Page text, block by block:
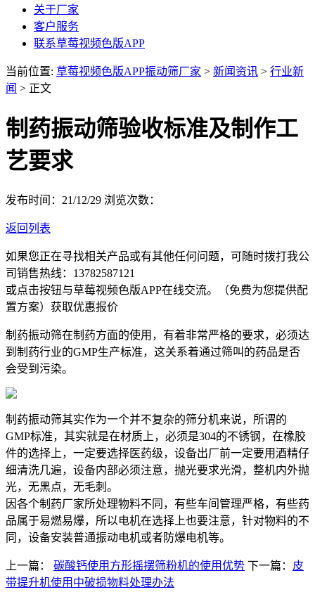
关于厂家
客户服务
联系草莓视频色版APP
当前位置: 草莓视频色版APP振动筛厂家 > 新闻资讯 > 行业新
闻 > 正文
制药振动筛验收标准及制作工
艺要求
发布时间：21/12/29 浏览次数：
返回列表
如果您正在寻找相关产品或有其他任何问题，可随时拨打我公
司销售热线： 13782587121
或点击按钮与草莓视频色版APP在线交流。（免费为您提供配
置方案） 获取优惠报价
制药振动筛在制药方面的使用，有着非常严格的要求，必须达
到制药行业的GMP生产标准，这关系着通过筛叫的药品是否
会受到污染。
制药振动筛其实作为一个并不复杂的筛分机来说，所谓的
GMP标准，其实就是在材质上，必须是304的不锈钢，在橡胶
件的选择上，一定要选择医药级，设备出厂前一定要用酒精仔
细清洗几遍，设备内部必须注意，抛光要求光滑，整机内外抛
光，无黑点，无毛刺。
因各个制药厂家所处理物料不同，有些车间管理严格，有些药
品属于易燃易爆，所以电机在选择上也要注意，针对物料的不
同，设备安装普通振动电机或者防爆电机等。
上一篇： 碳酸钙使用方形摇摆筛粉机的使用优势 下一篇： 皮
带提升机使用中破损物料处理办法